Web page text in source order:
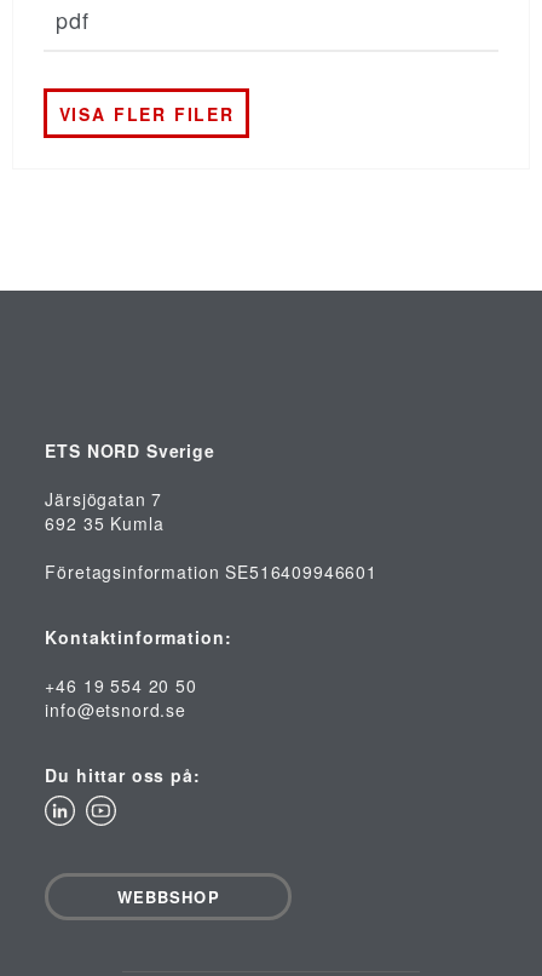
pdf
VISA FLER FILER
ETS NORD Sverige
Järsjögatan 7
692 35 Kumla
Företagsinformation SE516409946601
Kontaktinformation:
+46 19 554 20 50
info@etsnord.se
Du hittar oss på:
WEBBSHOP